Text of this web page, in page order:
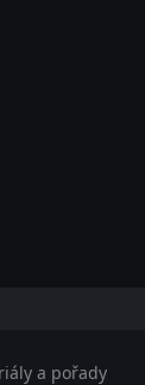
a pořady